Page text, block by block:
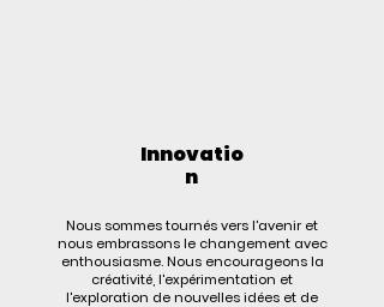
Innovatio
n
Nous sommes tournés vers l'avenir et
nous embrassons le changement avec
enthousiasme. Nous encourageons la
créativité, l'expérimentation et
l'exploration de nouvelles idées et de